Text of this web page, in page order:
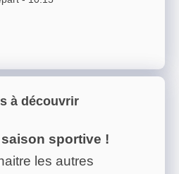
à découvrir
sportive !
les autres